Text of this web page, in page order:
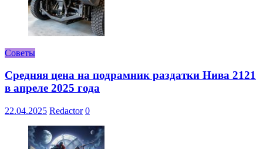
Советы
Средняя цена на подрамник раздатки Нива 2121
в апреле 2025 года
22.04.2025 Redactor 0